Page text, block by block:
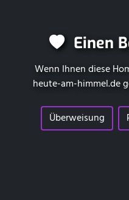
Einen
Wenn Ihnen diese
heute-am-himmel.de
Überweisung